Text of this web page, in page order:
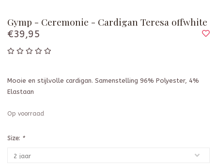
Gymp - Ceremonie - Cardigan Teresa offwhite
€39,95
Mooie en stijlvolle cardigan. Samenstelling 96% Polyester, 4%
Elastaan
Op voorraad
Size: *